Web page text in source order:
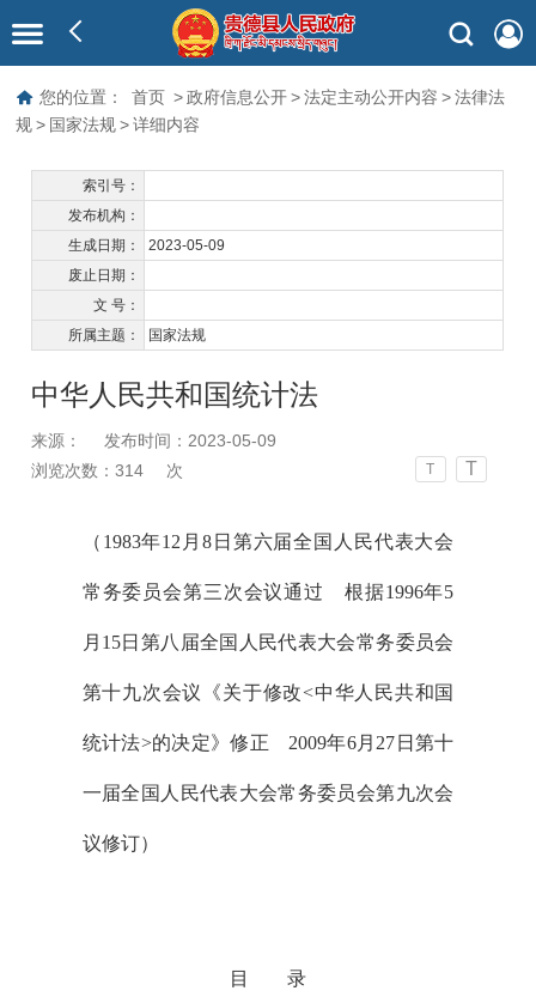
您的位置： 首页 > 政府信息公开 > 法定主动公开内容 > 法律法
规 > 国家法规 > 详细内容
索引号：
发布机构：
生成日期：
2023-05-09
废止日期：
文 号：
所属主题：
国家法规
中华人民共和国统计法
来源：
发布时间：2023-05-09
浏览次数：314 次 T T
（ 1983年12 月8 日第六届全国人民代表大会
常务委员会第三次会议通过 根据1996年5
月 15日第八届全国人民代表大会常务委员会
第十九次会议《关于修改<中华人民共和国
统计法>的决定》修正 2009年6月 27 日第十
一届全国人民代表大会常务委员会第九次会
议修订）
目 录